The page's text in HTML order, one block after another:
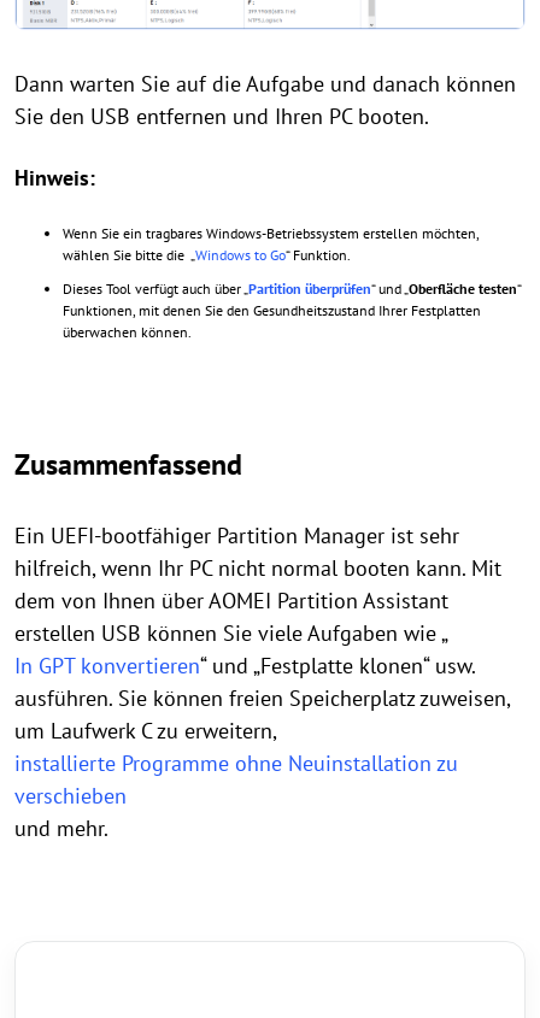
Dann warten Sie auf die Aufgabe und danach können
Sie den USB entfernen und Ihren PC booten.
Hinweis:
Wenn Sie ein tragbares Windows-Betriebssystem erstellen möchten,
wählen Sie bitte die „Windows to Go“ Funktion.
Dieses Tool verfügt auch über „Partition überprüfen“ und „Oberfläche testen“
Funktionen, mit denen Sie den Gesundheitszustand Ihrer Festplatten
überwachen können.
Zusammenfassend
Ein UEFI-bootfähiger Partition Manager ist sehr
hilfreich, wenn Ihr PC nicht normal booten kann. Mit
dem von Ihnen über AOMEI Partition Assistant
erstellen USB können Sie viele Aufgaben wie „
In GPT konvertieren“ und „Festplatte klonen“ usw.
ausführen. Sie können freien Speicherplatz zuweisen,
um Laufwerk C zu erweitern,
installierte Programme ohne Neuinstallation zu
verschieben
und mehr.